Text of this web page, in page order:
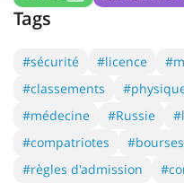
Tags
#sécurité #licence
#classements
#médecine
#Russie
#compatriotes
#bourses
#règles d'admission